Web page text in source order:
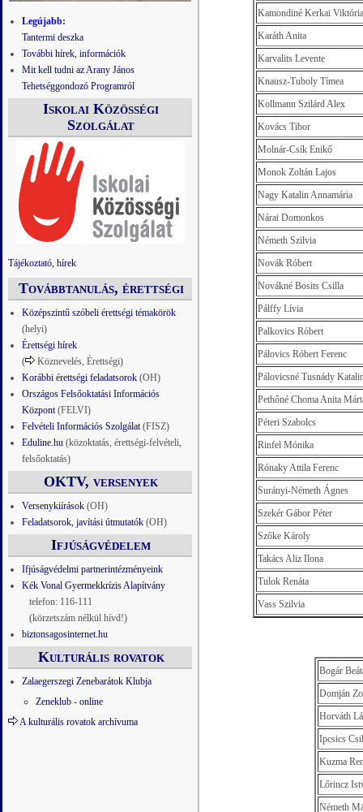
Legújabb:
Tantermi deszka
További hírek, információk
Mit kell tudni az Arany János
Tehetséggondozó Programról
Iskolai Közösségi
Szolgálat
Tájékoztató, hírek
Továbbtanulás, érettségi
Középszintű szóbeli érettségi témakörök
(helyi)
Érettségi hírek
(
Köznevelés, Érettségi)
Korábbi érettségi feladatsorok (OH)
Országos Felsőoktatási Információs
Központ(FELVI)
Felvételi Információs Szolgálat(FISZ)
Eduline.hu (közoktatás, érettségi-felvételi,
felsőoktatás)
OKTV, versenyek
Versenykiírások (OH)
Feladatsorok, javítási útmutatók (OH)
Ifjúságvédelem
Ifjúságvédelmi partnerintézményeink
Kék Vonal Gyermekkrízis Alapítvány
telefon: 116-111
(körzetszám nélkül hívd!)
biztonsagosinternet.hu
Kulturális rovatok
Zalaegerszegi Zenebarátok Klubja
Zeneklub - online
A kulturális rovatok archívuma
Kamondiné Kerkai
Karáth Anita
Karvalits Levente
Knausz-Tuboly Tímea
Kollmann Szilárd Alex
Kovács Tibor
Molnár-Csík Enikő
Monok Zoltán Lajos
Nagy Katalin Annamária
Nárai Domonkos
Németh Szilvia
Novák Róbert
Novákné Bosits Csilla
Pálffy Lívia
Palkovics Róbert
Pálovics Róbert Ferenc
Pálovicsné Tusnády
Pethőné Choma Anita
Péteri Szabolcs
Rinfel Mónika
Rónaky Attila Ferenc
Surányi-Németh Ágnes
Szekér Gábor Péter
Szőke Károly
Takács Aliz Ilona
Tulok Renáta
Vass Szilvia
Bogár
Domján
Horváth
Ipcsics
Kuzma
Lőrincz
Németh